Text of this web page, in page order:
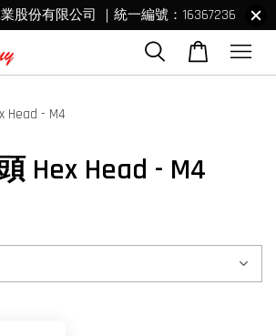
股份有限公司 ｜統一編號：16367236
Head - M4
Hex Head - M4